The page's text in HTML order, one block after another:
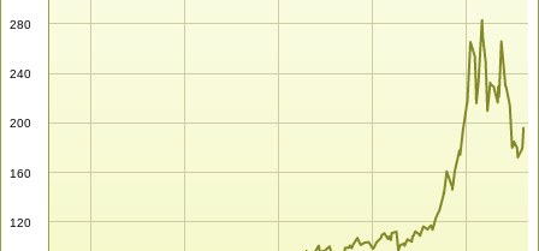
120
160
200
240
280